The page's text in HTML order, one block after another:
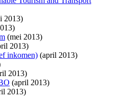
2013)
(mei 2013)
2013)
inkomen) (april 2013)
2013)
(april 2013)
2013)